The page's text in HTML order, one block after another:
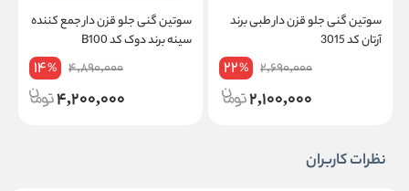
سوتین گنی جلو قزن دار طبی برند
آرتان کد 3015
2,690,000
22%
2,100,000
سوتین گنی جلو قزن دار جمع کننده
سینه برند دوک کد B100
4,890,000
14%
4,200,000
نظرات کاربران